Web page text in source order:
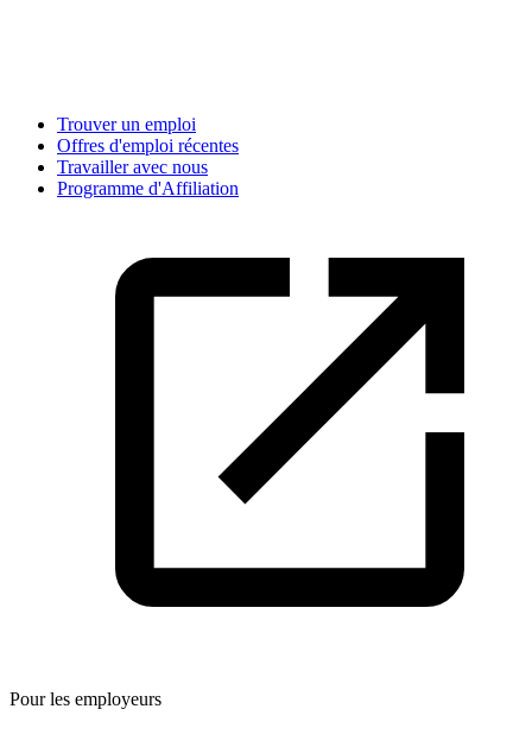
Trouver un emploi
Offres d'emploi récentes
Travailler avec nous
Programme d'Affiliation
Pour les employeurs